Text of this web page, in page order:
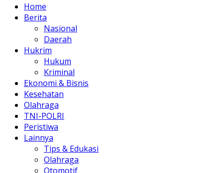
Home
Berita
Nasional
Daerah
Hukrim
Hukum
Kriminal
Ekonomi & Bisnis
Kesehatan
Olahraga
TNI-POLRI
Peristiwa
Lainnya
Tips & Edukasi
Olahraga
Otomotif